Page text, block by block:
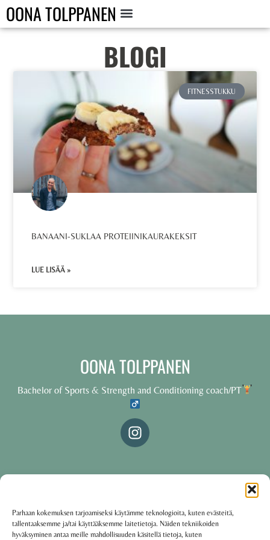
Parhaan kokemuksen tarjoamiseksi käytämme teknologioita, kuten evästeitä,
tallentaaksemme ja/tai käyttääksemme laitetietoja. Näiden tekniikoiden
hyväksyminen antaa meille mahdollisuuden käsitellä tietoja, kuten
OONA TOLPPANEN
BLOGI
FITNESSTUKKU
BANAANI-SUKLAA PROTEIINIKAURAKEKSIT
LUE LISÄÄ »
OONA TOLPPANEN
Bachelor of Sports & Strength and Conditioning coach/PT
Käyttöehdot·Tietosuojakäytäntö